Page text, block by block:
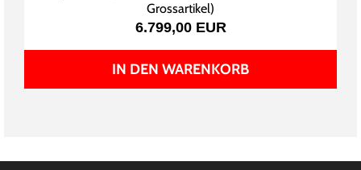
Grossartikel)
6.799,00 EUR
IN DEN WARENKORB